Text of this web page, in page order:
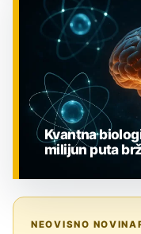
Kvantna
milijun puta
NEOVISNO